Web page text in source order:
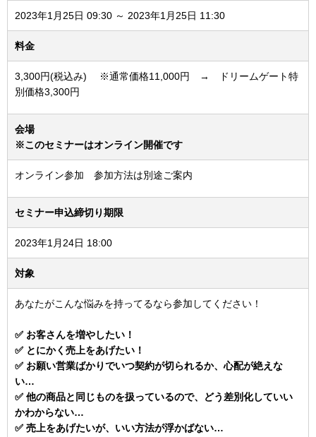
2023年1月25日 09:30 ～ 2023年1月25日 11:30
料金
3,300円(税込み) ※通常価格11,000円 → ドリームゲート特
別価格3,300円
会場
※このセミナーはオンライン開催です
オンライン参加 参加方法は別途ご案内
セミナー申込締切り期限
2023年1月24日 18:00
対象
あなたがこんな悩みを持ってるなら参加してください！
✅ お客さんを増やしたい！
✅ とにかく売上をあげたい！
✅ お願い営業ばかりでいつ契約が切られるか、心配が絶えな
い…
✅ 他の商品と同じものを扱っているので、どう差別化していい
かわからない…
✅ 売上をあげたいが、いい方法が浮かばない…